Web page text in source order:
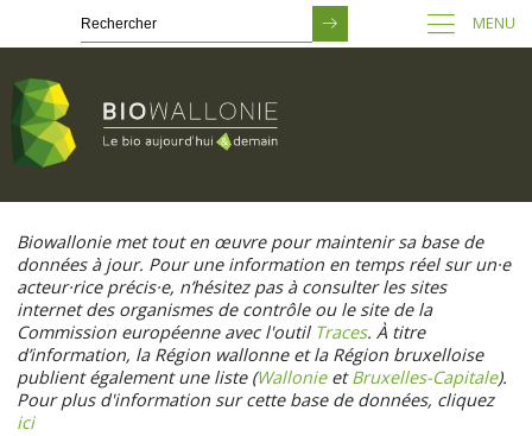
contenu
principal
MENU
Biowallonie met tout en œuvre pour maintenir sa base de
données à jour. Pour une information en temps réel sur un·e
acteur·rice précis·e, n’hésitez pas à consulter les sites
internet des organismes de contrôle ou le site de la
Commission européenne avec l'outil Traces. À titre
d’information, la Région wallonne et la Région bruxelloise
publient également une liste (WallonieetBruxelles-Capitale).
Pour plus d'information sur cette base de données, cliquez
ici